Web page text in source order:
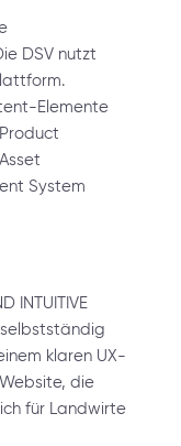
DSV nutzt
Elemente
System
INTUITIVE
selbstständig
klaren UX-
die
für Landwirte